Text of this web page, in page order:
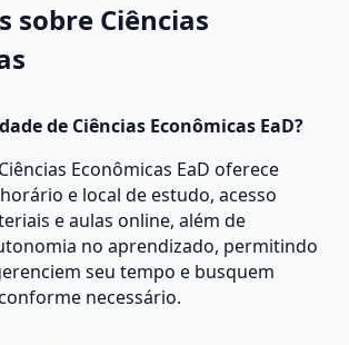
sobre Ciências
de Ciências Econômicas EaD?
Econômicas EaD oferece
e local de estudo, acesso
e aulas online, além de
no aprendizado, permitindo
seu tempo e busquem
necessário.